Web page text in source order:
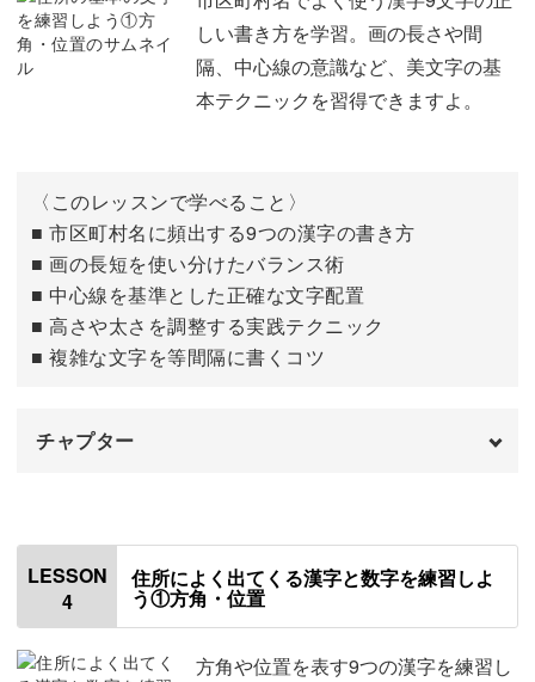
住所は人と人とのつながりでよく使われるもの。
年賀状や暑中見舞いのはがき、宅配便の伝票など、何かを
履歴書や申込みの書類など、きちんとした文字を書くこと
で印象がアップすることも。
見た人が思わず見とれてしまうような美文字を、この講座
でかなえてみませんか？
きっといつもの日常が輝き出すこと間違いなしです！
「県」 12:19
しい書き方を学習。画の長さや間
隔、中心線の意識など、美文字の基
本テクニックを習得できますよ。
〈このレッスンで学べること〉
■ 市区町村名に頻出する9つの漢字の書き方
■ 画の長短を使い分けたバランス術
■ 中心線を基準とした正確な文字配置
■ 高さや太さを調整する実践テクニック
■ 複雑な文字を等間隔に書くコツ
チャプター
「市」
「区」
「町」 06:13
LESSON
4
住所によく出てくる漢字と数字を練習しよ
う①方角・位置
方角や位置を表す9つの漢字を練習し